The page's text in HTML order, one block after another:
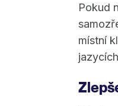
Pokud
místní